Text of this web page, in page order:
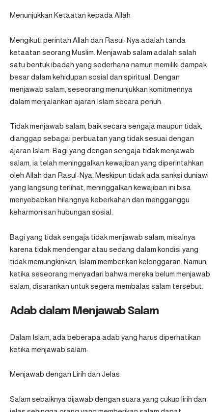
Menunjukkan Ketaatan kepada Allah
Mengikuti perintah Allah dan Rasul-Nya adalah tanda
ketaatan seorang Muslim. Menjawab salam adalah salah
satu bentuk ibadah yang sederhana namun memiliki dampak
besar dalam kehidupan sosial dan spiritual. Dengan
menjawab salam, seseorang menunjukkan komitmennya
dalam menjalankan ajaran Islam secara penuh.
Tidak menjawab salam, baik secara sengaja maupun tidak,
dianggap sebagai perbuatan yang tidak sesuai dengan
ajaran Islam. Bagi yang dengan sengaja tidak menjawab
salam, ia telah meninggalkan kewajiban yang diperintahkan
oleh Allah dan Rasul-Nya. Meskipun tidak ada sanksi duniawi
yang langsung terlihat, meninggalkan kewajiban ini bisa
menyebabkan hilangnya keberkahan dan mengganggu
keharmonisan hubungan sosial.
Bagi yang tidak sengaja tidak menjawab salam, misalnya
karena tidak mendengar atau sedang dalam kondisi yang
tidak memungkinkan, Islam memberikan kelonggaran. Namun,
ketika seseorang menyadari bahwa mereka belum menjawab
salam, disarankan untuk segera membalas salam tersebut.
Adab dalam Menjawab Salam
Dalam Islam, ada beberapa adab yang harus diperhatikan
ketika menjawab salam:
Menjawab dengan Lirih dan Jelas
Salam sebaiknya dijawab dengan suara yang cukup lirih dan